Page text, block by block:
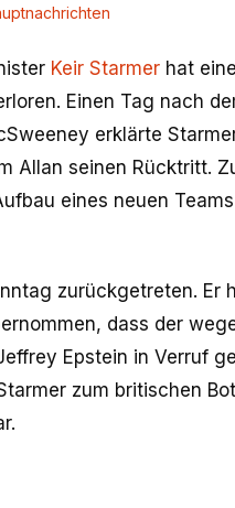
Keir Starmer hat
Einen Tag nach
erklärte
Allan seinen Rücktritt.
eines neuen
zurückgetreten. Er
dass der
Epstein in Verruf
zum britischen